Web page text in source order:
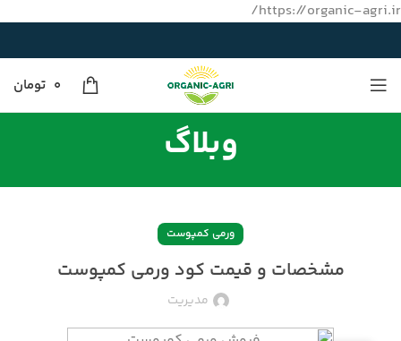
https://organic-agri.ir/
0 تومان
وبلاگ
ورمی کمپوست
مشخصات و قیمت کود ورمی کمپوست
مدیریت